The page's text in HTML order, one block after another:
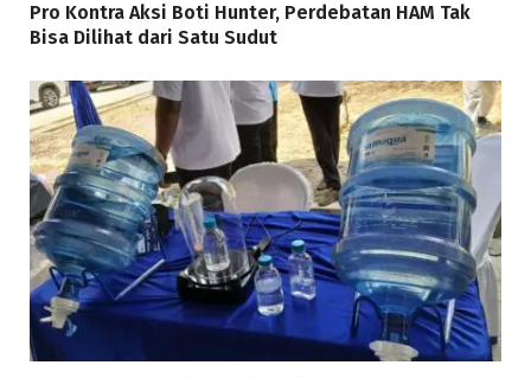
Pro Kontra Aksi Boti Hunter, Perdebatan HAM Tak
Bisa Dilihat dari Satu Sudut